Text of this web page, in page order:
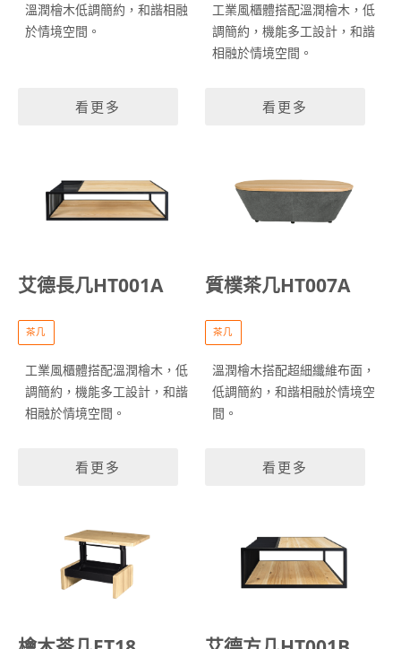
溫潤檜木低調簡約，和諧相融
於情境空間。
看更多
工業風櫃體搭配溫潤檜木，低
調簡約，機能多工設計，和諧
相融於情境空間。
看更多
艾德長几HT001A
茶几
工業風櫃體搭配溫潤檜木，低
調簡約，機能多工設計，和諧
相融於情境空間。
看更多
質樸茶几HT007A
茶几
溫潤檜木搭配超細纖維布面，
低調簡約，和諧相融於情境空
間。
看更多